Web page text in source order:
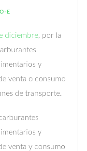
E
diciembre, por la
y
venta o consumo
de transporte.
y
venta y consumo